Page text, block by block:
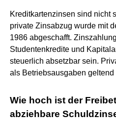
Kreditkartenzinsen sind nicht
private Zinsabzug wurde mit
1986 abgeschafft.
Studentenkredite und
steuerlich absetzbar sein.
als Betriebsausgaben geltend
Wie hoch ist der
abziehbare